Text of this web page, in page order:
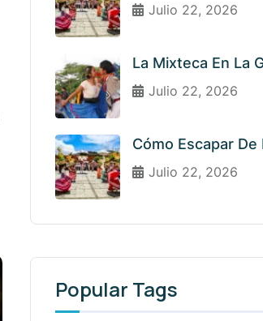
Julio 22, 2026
La Mixteca En La
Julio 22, 2026
Cómo Escapar
Julio 22, 2026
Popular Tags